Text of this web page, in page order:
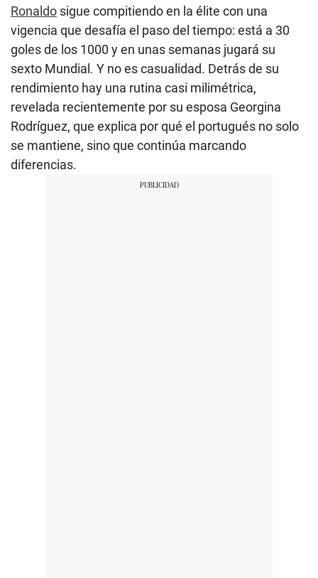
Ronaldo sigue compitiendo en la élite con una
vigencia que desafía el paso del tiempo: está a 30
goles de los 1000 y en unas semanas jugará su
sexto Mundial. Y no es casualidad. Detrás de su
rendimiento hay una rutina casi milimétrica,
revelada recientemente por su esposa Georgina
Rodríguez, que explica por qué el portugués no solo
se mantiene, sino que continúa marcando
diferencias.